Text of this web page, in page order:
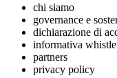
chi siamo
governance e
dichiarazione di
informativa
partners
privacy policy